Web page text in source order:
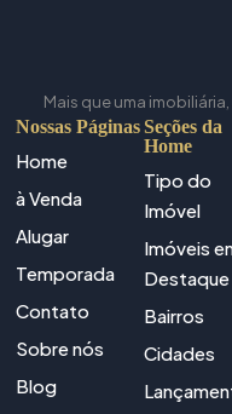
Mais que uma
Nossas Páginas
Home
à Venda
Alugar
Temporada
Contato
Sobre nós
Blog
Seções da
Home
Tipo do
Imóvel
Imóveis
Destaque
Bairros
Cidades